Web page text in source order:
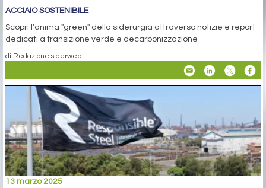
ACCIAIO SOSTENIBILE
Scopri l'anima "green" della siderurgia attraverso notizie e report
dedicati a transizione verde e decarbonizzazione
di Redazione siderweb
13 marzo 2025